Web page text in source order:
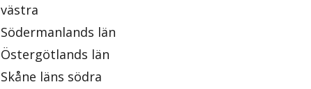
västra
Södermanlands län
Östergötlands län
Skåne läns södra